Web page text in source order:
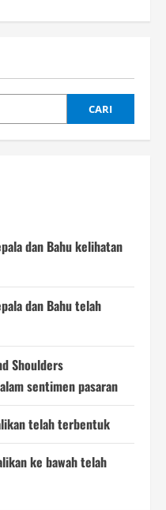
CARI
dan Bahu kelihatan
dan Bahu telah
Shoulders
sentimen pasaran
telah terbentuk
ke bawah telah